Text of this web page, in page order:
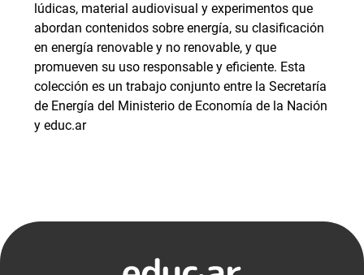
lúdicas, material audiovisual y experimentos que
abordan contenidos sobre energía, su clasificación
en energía renovable y no renovable, y que
promueven su uso responsable y eficiente. Esta
colección es un trabajo conjunto entre la Secretaría
de Energía del Ministerio de Economía de la Nación
y educ.ar